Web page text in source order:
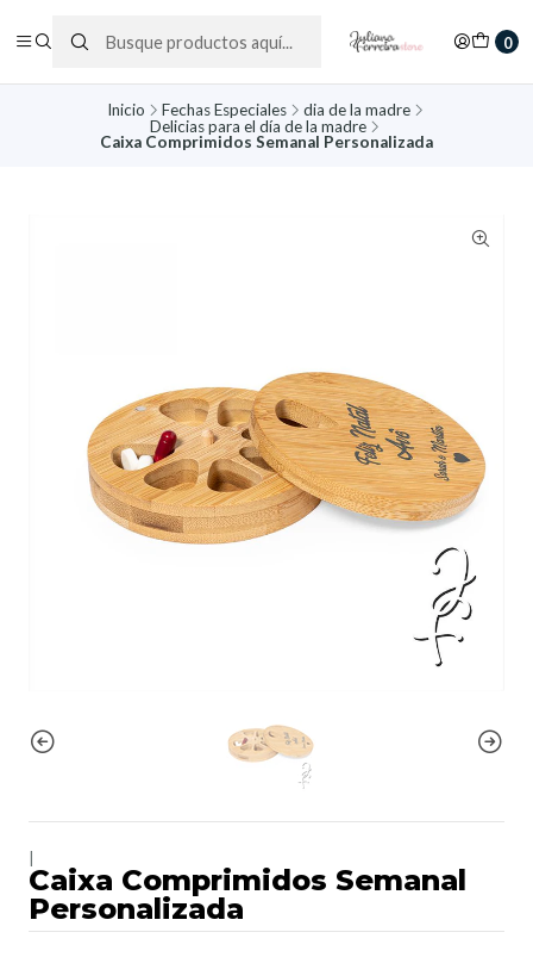
0
Inicio Fechas Especiales
dia de la madre
Delicias para el día de la madre
Caixa Comprimidos Semanal Personalizada
Caixa Comprimidos Semanal
Personalizada